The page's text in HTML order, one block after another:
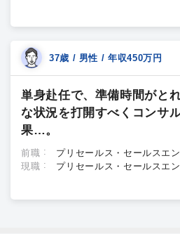
37歳 / 男性 / 年収450万円
単身赴任で、準備時間がと
な状況を打開すべくコンサ
果…。
前職
プリセールス・セールスエ
現職
プリセールス・セールスエ